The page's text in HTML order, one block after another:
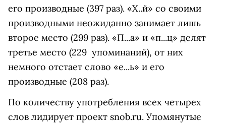
его производные (397 раз). «Х..й» со своими
производными неожиданно занимает лишь
второе место (299 раз). «П...а» и «п...ц» делят
третье место (229 упоминаний), от них
немного отстает слово «е...ь» и его
производные (208 раз).
По количеству употребления всех четырех
слов лидирует проект snob.ru. Упомянутые